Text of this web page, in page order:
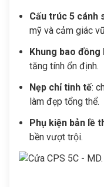
Cấu trúc 5 cánh
mỹ và cảm giác
Khung bao đồng
tăng tính ổn định.
Nẹp chỉ tinh tế:
làm đẹp tổng thể.
Phụ kiện bản lề
bền vượt trội.